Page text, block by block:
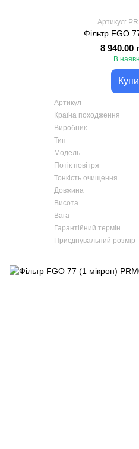
Артикул:
Фільтр FGO
8 940.00
В
Артикул
Країна походження
Виробник
Тип
Модель
Потік повітря
Тонкість очищення
Довжина
Висота
Вага
Гарантійний термін
Приєднувальний розмір